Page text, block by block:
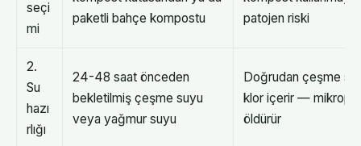
seçi
mi
paketli bahçe kompostu
patojen riski
2.
Su
hazı
rlığı
24-48 saat önceden
bekletilmiş çeşme suyu
veya yağmur suyu
Doğrudan çeşme
klor içerir —
öldürür